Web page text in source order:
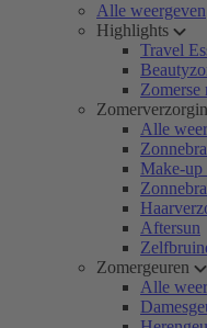
Alle weergeven
Highlights
Travel
Zomerse
Alle
Make-up
Aftersun
Zomergeuren
Alle